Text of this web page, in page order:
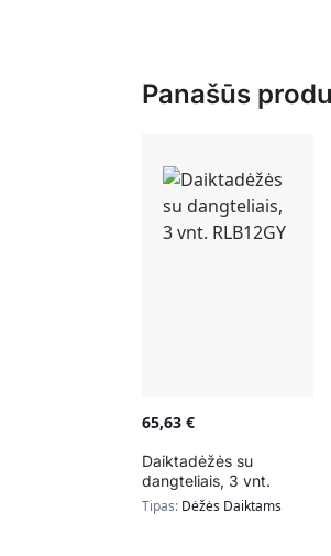
Panašūs
65,63 €
Daiktadėžės su
dangteliais, 3 vnt.
RLB12GY
Tipas: Dėžės Daiktams